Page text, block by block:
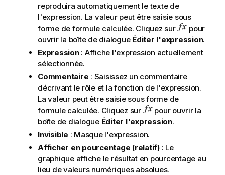
reproduira automatiquement le texte de
l'expression. La valeur peut être saisie sous
forme de formule calculée. Cliquez sur
pour
ouvrir la boîte de dialogue Éditer l'expression.
Expression: Affiche l'expression actuellement
sélectionnée.
Commentaire : Saisissez un commentaire
décrivant le rôle et la fonction de l'expression.
La valeur peut être saisie sous forme de
formule calculée. Cliquez sur
pour ouvrir la
boîte de dialogue Éditer l'expression.
Invisible : Masque l'expression.
Afficher en pourcentage (relatif): Le
graphique affiche le résultat en pourcentage au
lieu de valeurs numériques absolues.